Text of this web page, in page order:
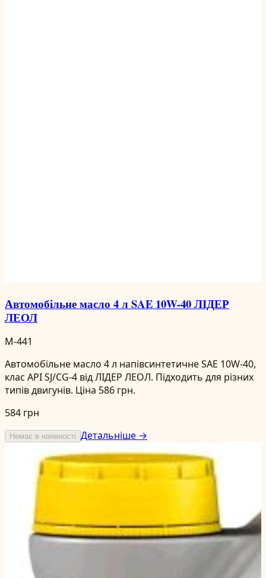
Автомобільне масло 4 л SAE 10W-40 ЛІДЕР
ЛЕОЛ
M-441
Автомобільне масло 4 л напівсинтетичне SAE 10W-40,
клас API SJ/CG-4 від ЛІДЕР ЛЕОЛ. Підходить для різних
типів двигунів. Ціна 586 грн.
584 грн
Немає в наявності Детальніше →